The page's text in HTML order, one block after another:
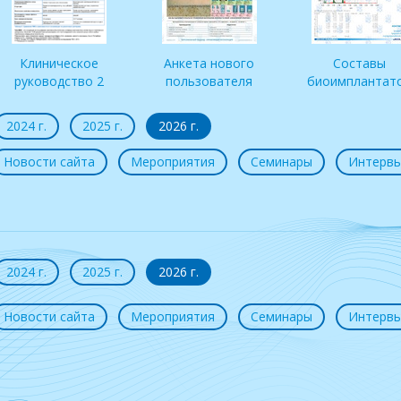
Клиническое
руководство 2
Анкета нового
пользователя
Составы
2024 г. 2025 г. 2026 г.
Новости сайта Мероприятия Семинары
2024 г. 2025 г. 2026 г.
Новости сайта Мероприятия Семинары